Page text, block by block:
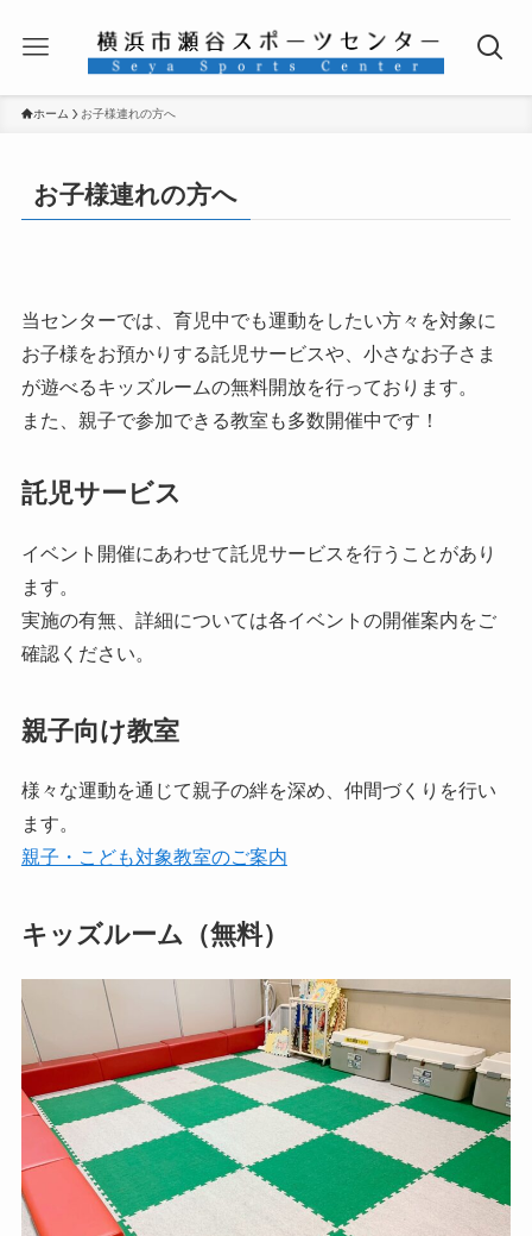
ホーム お子様連れの方へ
お子様連れの方へ
当センターでは、育児中でも運動をしたい方々を対象に
お子様をお預かりする託児サービスや、小さなお子さま
が遊べるキッズルームの無料開放を行っております。
また、親子で参加できる教室も多数開催中です！
託児サービス
イベント開催にあわせて託児サービスを行うことがあり
ます。
実施の有無、詳細については各イベントの開催案内をご
確認ください。
親子向け教室
様々な運動を通じて親子の絆を深め、仲間づくりを行い
ます。
親子・こども対象教室のご案内
キッズルーム（無料）